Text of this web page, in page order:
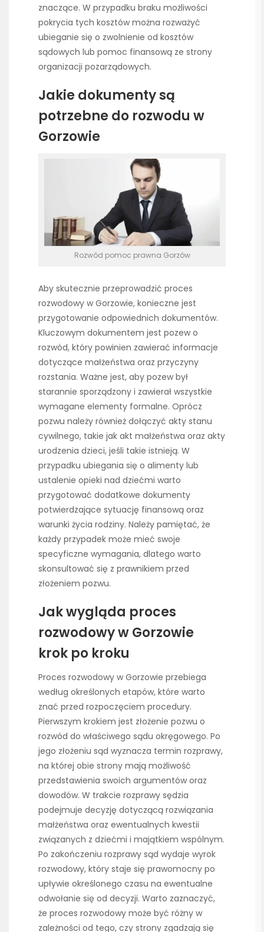
znaczące. W przypadku braku możliwości
pokrycia tych kosztów można rozważyć
ubieganie się o zwolnienie od kosztów
sądowych lub pomoc finansową ze strony
organizacji pozarządowych.
Jakie dokumenty są
potrzebne do rozwodu w
Gorzowie
Rozwód pomoc prawna Gorzów
Aby skutecznie przeprowadzić proces
rozwodowy w Gorzowie, konieczne jest
przygotowanie odpowiednich dokumentów.
Kluczowym dokumentem jest pozew o
rozwód, który powinien zawierać informacje
dotyczące małżeństwa oraz przyczyny
rozstania. Ważne jest, aby pozew był
starannie sporządzony i zawierał wszystkie
wymagane elementy formalne. Oprócz
pozwu należy również dołączyć akty stanu
cywilnego, takie jak akt małżeństwa oraz akty
urodzenia dzieci, jeśli takie istnieją. W
przypadku ubiegania się o alimenty lub
ustalenie opieki nad dziećmi warto
przygotować dodatkowe dokumenty
potwierdzające sytuację finansową oraz
warunki życia rodziny. Należy pamiętać, że
każdy przypadek może mieć swoje
specyficzne wymagania, dlatego warto
skonsultować się z prawnikiem przed
złożeniem pozwu.
Jak wygląda proces
rozwodowy w Gorzowie
krok po kroku
Proces rozwodowy w Gorzowie przebiega
według określonych etapów, które warto
znać przed rozpoczęciem procedury.
Pierwszym krokiem jest złożenie pozwu o
rozwód do właściwego sądu okręgowego. Po
jego złożeniu sąd wyznacza termin rozprawy,
na której obie strony mają możliwość
przedstawienia swoich argumentów oraz
dowodów. W trakcie rozprawy sędzia
podejmuje decyzję dotyczącą rozwiązania
małżeństwa oraz ewentualnych kwestii
związanych z dziećmi i majątkiem wspólnym.
Po zakończeniu rozprawy sąd wydaje wyrok
rozwodowy, który staje się prawomocny po
upływie określonego czasu na ewentualne
odwołanie się od decyzji. Warto zaznaczyć,
że proces rozwodowy może być różny w
zależności od tego, czy strony zgadzają się